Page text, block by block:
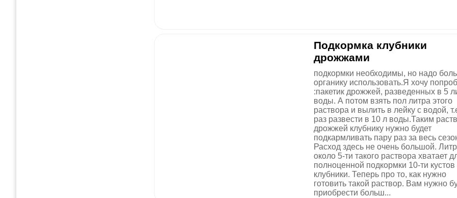
Подкормка клубники
дрожжами
подкормки необходимы, но надо
органику использовать.Я хочу
:пакетик дрожжей, разведенных в 5
воды. А потом взять пол литра этого
раствора и вылить в лейку с водой,
раз развести в 10 л воды.Таким
дрожжей клубнику нужно будет
подкармливать пару раз за весь
Расход здесь не очень большой.
около 5-ти такого раствора хватает
полноценной подкормки 10-ти кустов
клубники. Теперь про то, как нужно
готовить такой раствор. Вам нужно
приобрести больш...